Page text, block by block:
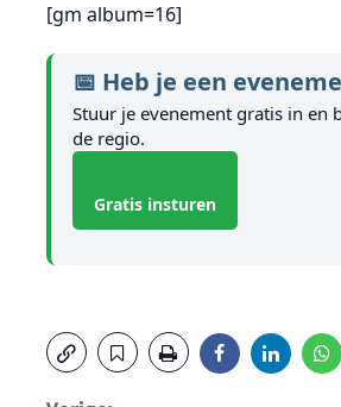
[gm album=16]
📅 Heb je een
Stuur je evenement gratis in en
de regio.
Gratis insturen